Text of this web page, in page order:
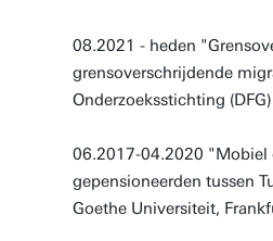
08.2021 - heden
grensoverschrijdende
Onderzoeksstichting
06.2017-04.2020 "Mobiel
gepensioneerden tussen
Goethe Universiteit,